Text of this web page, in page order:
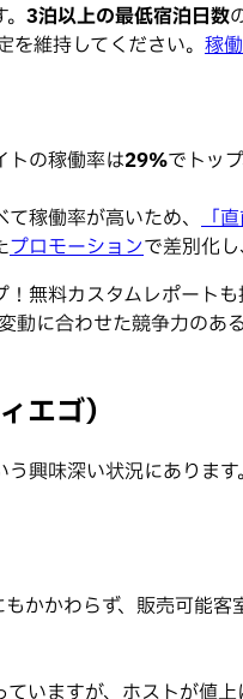
3泊以上の最低宿泊日数
維持してください。 稼
トの稼働率は29%でトッ
稼働率が高いため、 「
プロモーションで差別化し
無料カスタムレポートも
に合わせた競争力の
エゴ）
興味深い状況にあります。
かかわらず、販売可能客